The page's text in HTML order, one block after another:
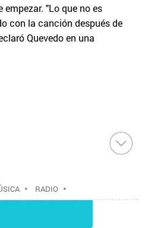
"Lo que no es
con la canción después de
Quevedo en una
• RADIO •
•MEDIOS